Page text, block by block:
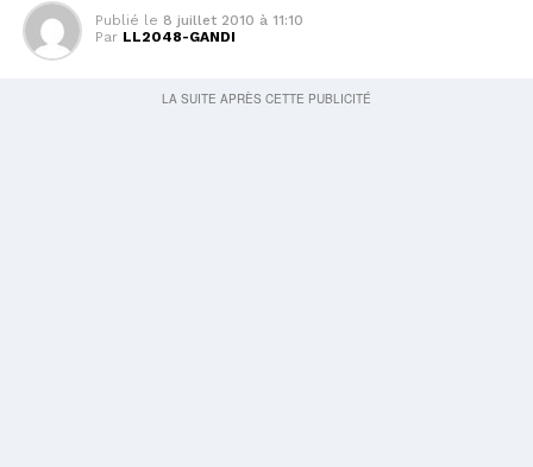
Publié le 8 juillet 2010 à 11:10
Par LL2048-GANDI